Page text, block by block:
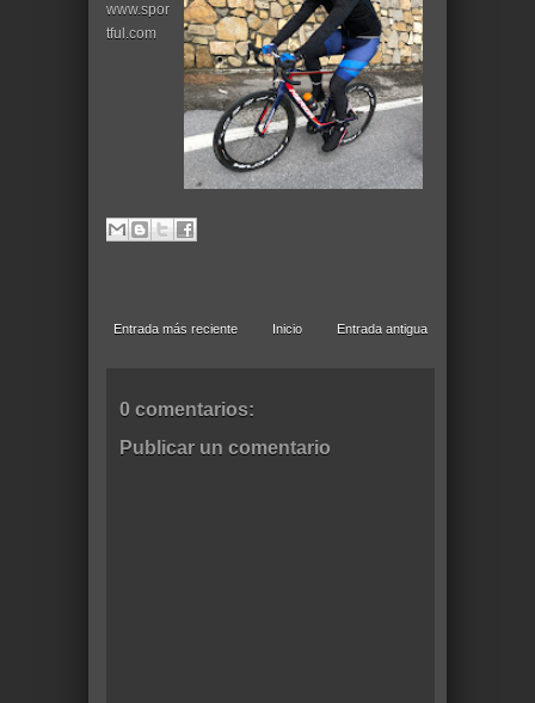
www.spor
tful.com
Entrada más reciente Entrada antigua
Inicio
0 comentarios:
Publicar un comentario